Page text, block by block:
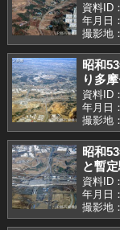
資料ID
年月日
撮影地
昭和
り多
資料ID
年月日
撮影地
昭和
と暫
資料ID
年月日
撮影地